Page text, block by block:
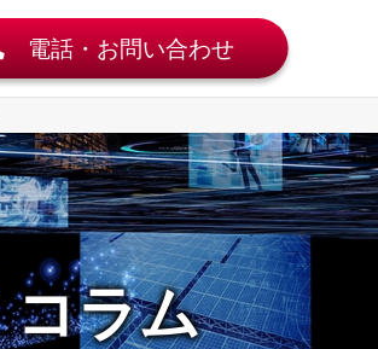
電話・お問い合わせ
コラム